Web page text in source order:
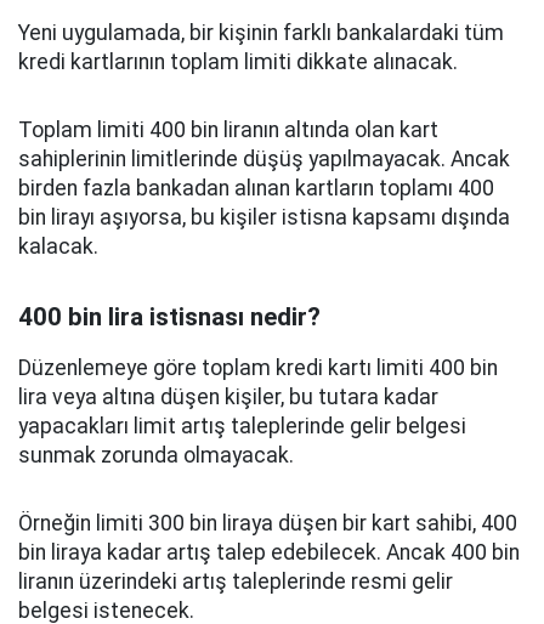
Yeni uygulamada, bir kişinin farklı bankalardaki tüm
kredi kartlarının toplam limiti dikkate alınacak.
Toplam limiti 400 bin liranın altında olan kart
sahiplerinin limitlerinde düşüş yapılmayacak. Ancak
birden fazla bankadan alınan kartların toplamı 400
bin lirayı aşıyorsa, bu kişiler istisna kapsamı dışında
kalacak.
400 bin lira istisnası nedir?
Düzenlemeye göre toplam kredi kartı limiti 400 bin
lira veya altına düşen kişiler, bu tutara kadar
yapacakları limit artış taleplerinde gelir belgesi
sunmak zorunda olmayacak.
Örneğin limiti 300 bin liraya düşen bir kart sahibi, 400
bin liraya kadar artış talep edebilecek. Ancak 400 bin
liranın üzerindeki artış taleplerinde resmi gelir
belgesi istenecek.